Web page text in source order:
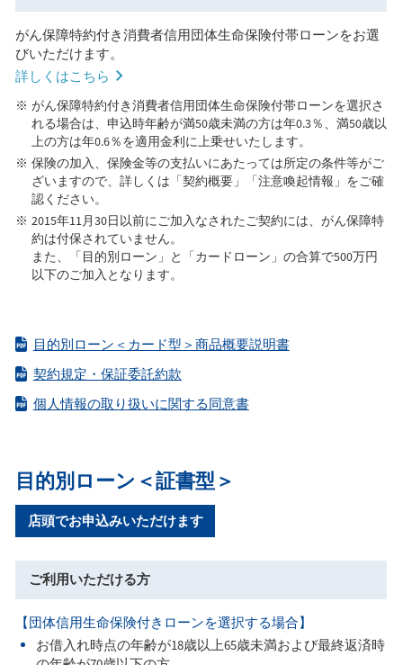
がん保障特約付き消費者信用団体生命保険付帯ローンをお選
びいただけます。
詳しくはこちら
がん保障特約付き消費者信用団体生命保険付帯ローンを選択さ
れる場合は、申込時年齢が満50歳未満の方は年0.3％、満50歳以
上の方は年0.6％を適用金利に上乗せいたします。
保険の加入、保険金等の支払いにあたっては所定の条件等がご
ざいますので、詳しくは「契約概要」「注意喚起情報」をご確
認ください。
2015年11月30日以前にご加入なされたご契約には、がん保障特
約は付保されていません。
また、「目的別ローン」と「カードローン」の合算で500万円
以下のご加入となります。
目的別ローン＜カード型＞商品概要説明書
契約規定・保証委託約款
個人情報の取り扱いに関する同意書
目的別ローン＜証書型＞
店頭でお申込みいただけます
ご利用いただける方
【団体信用生命保険付きローンを選択する場合】
お借入れ時点の年齢が18歳以上65歳未満および最終返済時